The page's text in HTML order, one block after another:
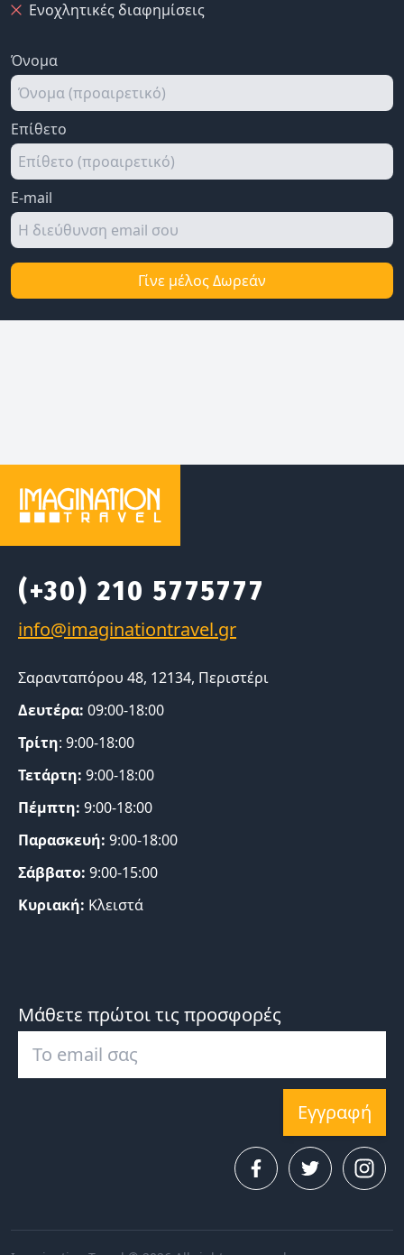
Ενοχλητικές διαφημίσεις
Όνομα
Επίθετο
E-mail
Γίνε μέλος Δωρεάν
(+30) 210 5775777
Σαρανταπόρου 48, 12134, Περιστέρι
Δευτέρα: 09:00-18:00
Τρίτη: 9:00-18:00
Τετάρτη: 9:00-18:00
Πέμπτη: 9:00-18:00
Παρασκευή: 9:00-18:00
Σάββατο: 9:00-15:00
Κυριακή: Κλειστά
Μάθετε πρώτοι τις προσφορές
Εγγραφή